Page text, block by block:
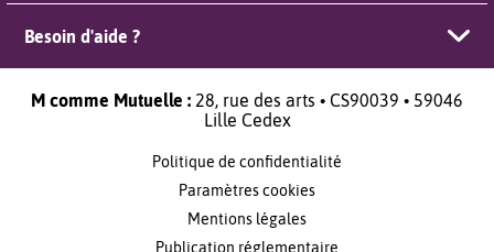
Besoin d'aide ?
M comme Mutuelle : 28, rue des arts • CS90039 • 59046
Lille Cedex
Politique de confidentialité
Paramètres cookies
Mentions légales
Publication réglementaire